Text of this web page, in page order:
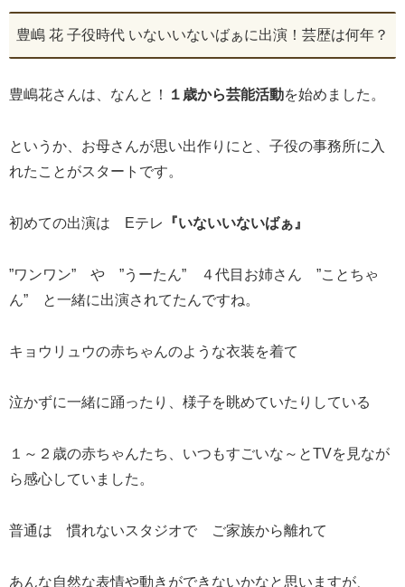
豊嶋 花 子役時代 いないいないばぁに出演！芸歴は何年？
豊嶋花さんは、なんと！ １歳から芸能活動を始めました。
というか、お母さんが思い出作りにと、子役の事務所に入
れたことがスタートです。
初めての出演は Eテレ 『いないいないばぁ』
”ワンワン” や ”うーたん” ４代目お姉さん ”ことちゃ
ん” と一緒に出演されてたんですね。
キョウリュウの赤ちゃんのような衣装を着て
泣かずに一緒に踊ったり、様子を眺めていたりしている
１～２歳の赤ちゃんたち、いつもすごいな～とTVを見なが
ら感心していました。
普通は 慣れないスタジオで ご家族から離れて
あんな自然な表情や動きができないかなと思いますが、